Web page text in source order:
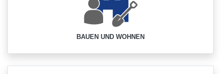
BAUEN UND WOHNEN